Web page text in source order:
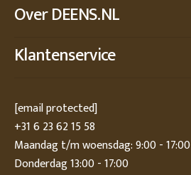
Over DEENS.NL
Klantenservice
[email protected]
+31 6 23 62 15 58
Maandag t/m woensdag: 9:00 - 17:00
Donderdag 13:00 - 17:00